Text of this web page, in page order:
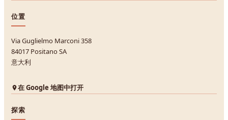
位置
Via Guglielmo Marconi 358
84017 Positano SA
意大利
在 Google 地图中打开
探索